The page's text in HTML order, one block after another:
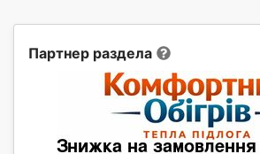
Партнер раздела